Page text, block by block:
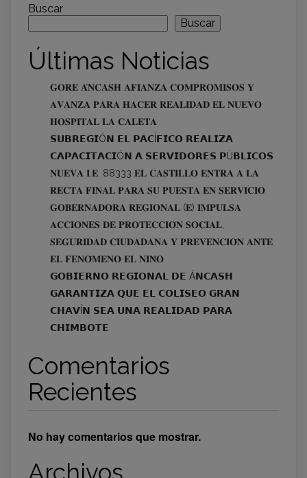
Buscar
Buscar
Últimas Noticias
𝐆𝐎𝐑𝐄 𝐀́𝐍𝐂𝐀𝐒𝐇 𝐀𝐅𝐈𝐀𝐍𝐙𝐀 𝐂𝐎𝐌𝐏𝐑𝐎𝐌𝐈𝐒𝐎𝐒 𝐘
𝐀𝐕𝐀𝐍𝐙𝐀 𝐏𝐀𝐑𝐀 𝐇𝐀𝐂𝐄𝐑 𝐑𝐄𝐀𝐋𝐈𝐃𝐀𝐃 𝐄𝐋 𝐍𝐔𝐄𝐕𝐎
𝐇𝐎𝐒𝐏𝐈𝐓𝐀𝐋 𝐋𝐀 𝐂𝐀𝐋𝐄𝐓𝐀
𝗦𝗨𝗕𝗥𝗘𝗚𝗜Ó𝗡 𝗘𝗟 𝗣𝗔𝗖Í𝗙𝗜𝗖𝗢 𝗥𝗘𝗔𝗟𝗜𝗭𝗔
𝗖𝗔𝗣𝗔𝗖𝗜𝗧𝗔𝗖𝗜Ó𝗡 𝗔 𝗦𝗘𝗥𝗩𝗜𝗗𝗢𝗥𝗘𝗦 𝗣Ú𝗕𝗟𝗜𝗖𝗢𝗦
𝐍𝐔𝐄𝐕𝐀 𝐈.𝐄. 88333 𝐄𝐋 𝐂𝐀𝐒𝐓𝐈𝐋𝐋𝐎 𝐄𝐍𝐓𝐑𝐀 𝐀 𝐋𝐀
𝐑𝐄𝐂𝐓𝐀 𝐅𝐈𝐍𝐀𝐋 𝐏𝐀𝐑𝐀 𝐒𝐔 𝐏𝐔𝐄𝐒𝐓𝐀 𝐄𝐍 𝐒𝐄𝐑𝐕𝐈𝐂𝐈𝐎
𝐆𝐎𝐁𝐄𝐑𝐍𝐀𝐃𝐎𝐑𝐀 𝐑𝐄𝐆𝐈𝐎𝐍𝐀𝐋 (𝐄) 𝐈𝐌𝐏𝐔𝐋𝐒𝐀
𝐀𝐂𝐂𝐈𝐎𝐍𝐄𝐒 𝐃𝐄 𝐏𝐑𝐎𝐓𝐄𝐂𝐂𝐈𝐎́𝐍 𝐒𝐎𝐂𝐈𝐀𝐋,
𝐒𝐄𝐆𝐔𝐑𝐈𝐃𝐀𝐃 𝐂𝐈𝐔𝐃𝐀𝐃𝐀𝐍𝐀 𝐘 𝐏𝐑𝐄𝐕𝐄𝐍𝐂𝐈𝐎́𝐍 𝐀𝐍𝐓𝐄
𝐄𝐋 𝐅𝐄𝐍𝐎́𝐌𝐄𝐍𝐎 𝐄𝐋 𝐍𝐈𝐍̃𝐎
𝗚𝗢𝗕𝗜𝗘𝗥𝗡𝗢 𝗥𝗘𝗚𝗜𝗢𝗡𝗔𝗟 𝗗𝗘 Á𝗡𝗖𝗔𝗦𝗛
𝗚𝗔𝗥𝗔𝗡𝗧𝗜𝗭𝗔 𝗤𝗨𝗘 𝗘𝗟 𝗖𝗢𝗟𝗜𝗦𝗘𝗢 𝗚𝗥𝗔𝗡
𝗖𝗛𝗔𝗩Í𝗡 𝗦𝗘𝗔 𝗨𝗡𝗔 𝗥𝗘𝗔𝗟𝗜𝗗𝗔𝗗 𝗣𝗔𝗥𝗔
𝗖𝗛𝗜𝗠𝗕𝗢𝗧𝗘
Comentarios
Recientes
No hay comentarios que mostrar.
Archivos